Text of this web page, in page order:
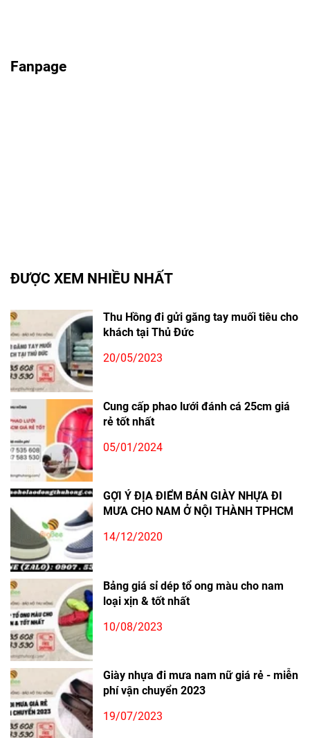
Fanpage
ĐƯỢC XEM NHIỀU NHẤT
Thu Hồng đi gửi găng tay muối tiêu cho
khách tại Thủ Đức
20/05/2023
Cung cấp phao lưới đánh cá 25cm giá
rẻ tốt nhất
05/01/2024
GỢI Ý ĐỊA ĐIỂM BÁN GIÀY NHỰA ĐI
MƯA CHO NAM Ở NỘI THÀNH TPHCM
14/12/2020
Bảng giá sỉ dép tổ ong màu cho nam
loại xịn & tốt nhất
10/08/2023
Giày nhựa đi mưa nam nữ giá rẻ - miễn
phí vận chuyển 2023
19/07/2023